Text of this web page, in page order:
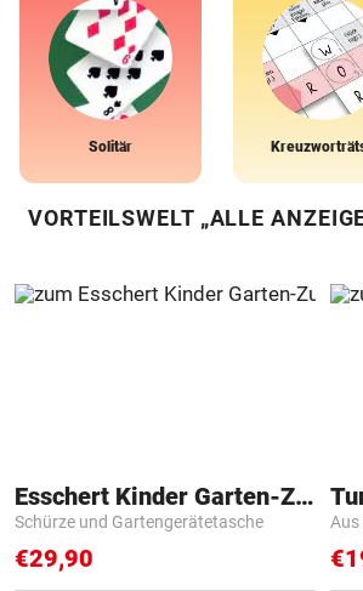
Solitär
VORTEILSWELT „ALLE
Esschert Kinder Garten-Zubehör
Schürze und Gartengerätetasche
€29,90
Aus